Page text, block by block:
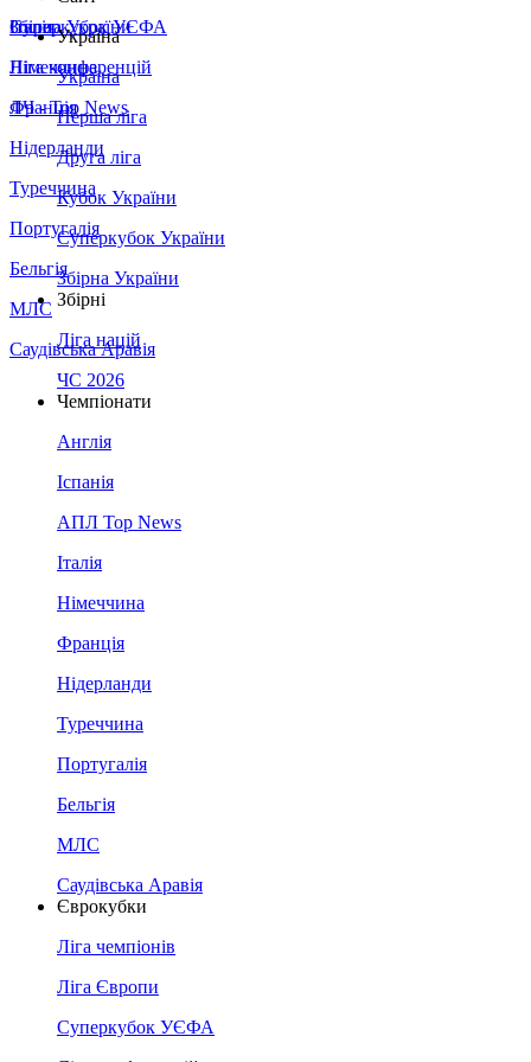
Збірна України
Італія
Німеччина
Франція
Нідерланди
Туреччина
Португалія
Бельгія
МЛС
Саудівська Аравія
Суперкубок УЄФА
Ліга конференцій
ЛЧ - Top News
Україна
Україна
Перша ліга
Друга ліга
Кубок України
Суперкубок України
Збірна України
Збірні
Ліга націй
ЧС 2026
Чемпіонати
Англія
Іспанія
АПЛ Top News
Італія
Німеччина
Франція
Нідерланди
Туреччина
Португалія
Бельгія
МЛС
Саудівська Аравія
Єврокубки
Ліга чемпіонів
Ліга Європи
Суперкубок УЄФА